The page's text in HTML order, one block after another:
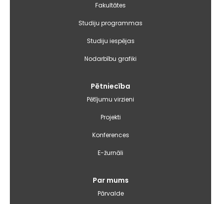
Fakultātes
Studiju programmas
Studiju iespējas
Nodarbību grafiki
Pētniecība
Pētījumu virzieni
Projekti
Konferences
E-žurnāli
Par mums
Pārvalde